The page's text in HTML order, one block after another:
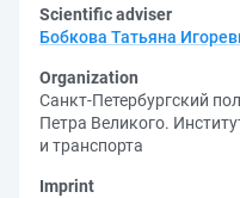
Scientific adviser
Бобкова Татьяна
Organization
Санкт-Петербургский
Петра Великого.
и транспорта
Imprint